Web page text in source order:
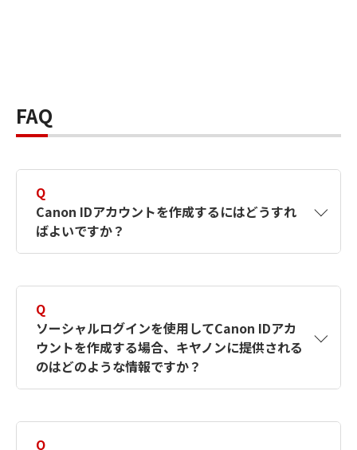
FAQ
Q
Canon IDアカウントを作成するにはどうすれ
ばよいですか？
す。詳しい作成方法は【カメラ】Canon IDとは
何ですか？Canon IDの作成方法は？をご確認く
ださい。
Q
ソーシャルログインを使用してCanon IDアカ
ウントを作成する場合、キヤノンに提供される
のはどのような情報ですか？
Q